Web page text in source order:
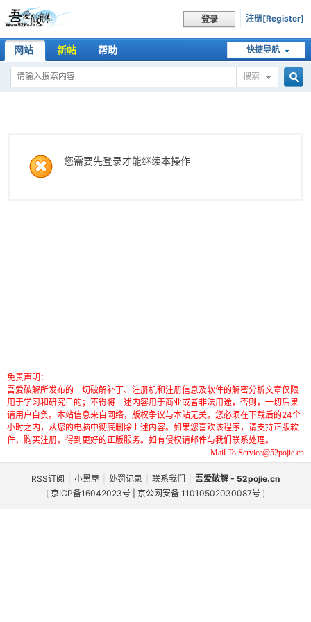
登录 注册[Register]
快捷导航
网站 新帖 帮助
搜索
您需要先登录才能继续本操作
免责声明：
吾爱破解所发布的一切破解补丁、注册机和注册信息及软件的解密分析文章仅限
用于学习和研究目的；不得将上述内容用于商业或者非法用途，否则，一切后果
请用户自负。本站信息来自网络，版权争议与本站无关。您必须在下载后的24个
小时之内，从您的电脑中彻底删除上述内容。如果您喜欢该程序，请支持正版软
件，购买注册，得到更好的正版服务。如有侵权请邮件与我们联系处理。
Mail To:Service@52pojie.cn
RSS订阅 小黑屋 处罚记录 联系我们
吾爱破解 - 52pojie.cn
( 京ICP备16042023号 | 京公网安备 11010502030087号 )